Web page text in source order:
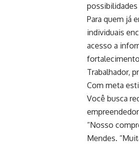
Para quem já
individuais
acesso a
Trabalhador,
Com meta
Você busca
“Nosso
Mendes.